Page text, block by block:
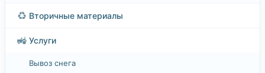
♻️ Вторичные материалы
🚜 Услуги
Вывоз снега